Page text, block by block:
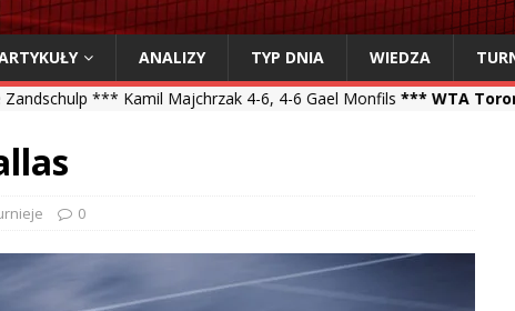
ANALIZY TYP DNIA WIEDZA
Majchrzak 4-6, 4-6 Gael Monfils *** WTA Toronto ***Iga
0